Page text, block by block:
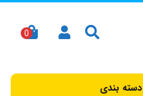
بندی